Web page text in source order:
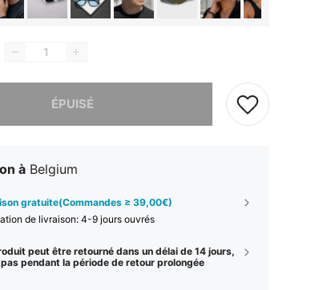
ÉPUISÉ
est épuisé.
à Belgium
gratuite(Commandes ≥ 39,00€)
de livraison: 4-9 jours ouvrés
peut être retourné dans un délai de 14 jours,
pendant la période de retour prolongée